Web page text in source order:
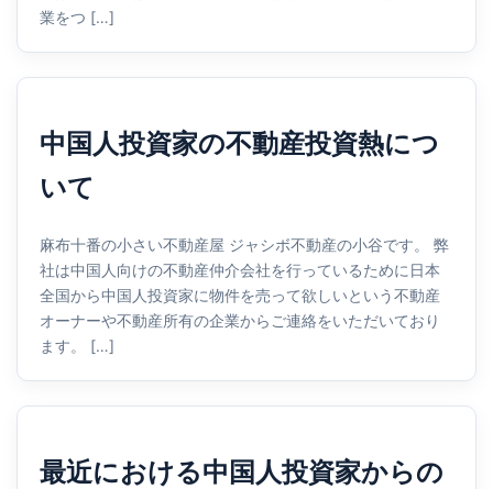
業をつ […]
中国人投資家の不動産投資熱につ
いて
麻布十番の小さい不動産屋 ジャシボ不動産の小谷です。 弊
社は中国人向けの不動産仲介会社を行っているために日本
全国から中国人投資家に物件を売って欲しいという不動産
オーナーや不動産所有の企業からご連絡をいただいており
ます。 […]
最近における中国人投資家からの